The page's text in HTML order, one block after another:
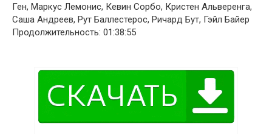
Ген, Маркус Лемонис, Кевин Сорбо, Кристен Альверенга,
Саша Андреев, Рут Баллестерос, Ричард Бут, Гэйл Байер
Продолжительность: 01:38:55